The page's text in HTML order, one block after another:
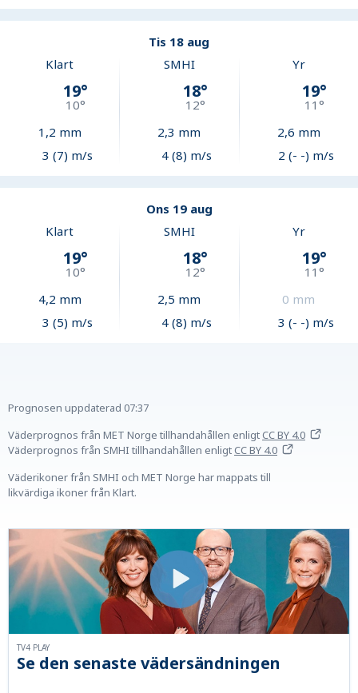
Tis 18 aug
Klart
19°
10°
1,2 mm
3 (7) m/s
SMHI
18°
12°
2,3 mm
4 (8) m/s
Yr
19°
11°
2,6 mm
2 (- -) m/s
Ons 19 aug
Klart
19°
10°
4,2 mm
3 (5) m/s
SMHI
18°
12°
2,5 mm
4 (8) m/s
Yr
19°
11°
0 mm
3 (- -) m/s
Prognosen uppdaterad 07:37
Väderprognos från MET Norge tillhandahållen enligtCC BY 4.0
Väderprognos från SMHI tillhandahållen enligtCC BY 4.0
Väderikoner från SMHI och MET Norge har mappats till
likvärdiga ikoner från Klart.
Se den senaste vädersändningen
TV4 PLAY